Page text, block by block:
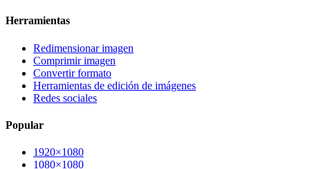
Herramientas
Redimensionar imagen
Comprimir imagen
Convertir formato
Herramientas de edición de imágenes
Redes sociales
Popular
1920×1080
1080×1080